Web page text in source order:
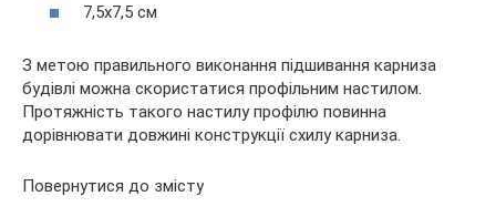
7,5х7,5 см
З метою правильного виконання підшивання карниза
будівлі можна скористатися профільним настилом.
Протяжність такого настилу профілю повинна
дорівнювати довжині конструкції схилу карниза.
Повернутися до змісту